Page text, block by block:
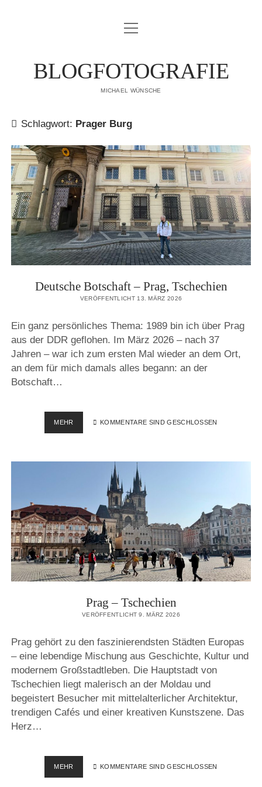
IMPRESSUM
Menü
öffnen
BLOGFOTOGRAFIE
MICHAEL WÜNSCHE
Schlagwort: Prager Burg
Deutsche Botschaft – Prag, Tschechien
VERÖFFENTLICHT 13. MÄRZ 2026
Ein ganz persönliches Thema: 1989 bin ich über Prag
aus der DDR geflohen. Im März 2026 – nach 37
Jahren – war ich zum ersten Mal wieder an dem Ort,
an dem für mich damals alles begann: an der
Botschaft…
MEHR DEUTSCHE
BOTSCHAFT
TSCHECHIEN
KOMMENTARE SIND GESCHLOSSEN
Prag – Tschechien
VERÖFFENTLICHT 9. MÄRZ 2026
Prag gehört zu den faszinierendsten Städten Europas
– eine lebendige Mischung aus Geschichte, Kultur und
modernem Großstadtleben. Die Hauptstadt von
Tschechien liegt malerisch an der Moldau und
begeistert Besucher mit mittelalterlicher Architektur,
trendigen Cafés und einer kreativen Kunstszene. Das
Herz…
MEHR
–
KOMMENTARE SIND GESCHLOSSEN